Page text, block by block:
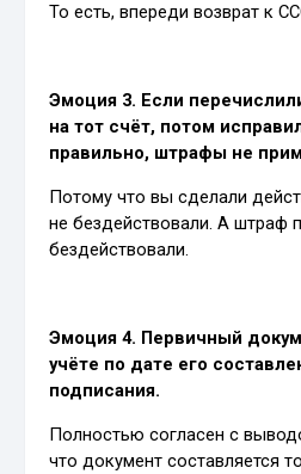
То есть, впереди возврат к
Эмоция 3. Если
на тот счёт, потом
правильно, штрафы не
Потому что вы сделали
не бездействовали. А штраф
бездействовали.
Эмоция 4. Первичный
учёте по дате его
подписания.
Полностью согласен с
что документ составляется